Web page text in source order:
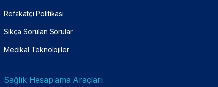
Refakatçi Politikası
Sıkça Sorulan Sorular
Medikal Teknolojiler
Sağlık Hesaplama Araçları